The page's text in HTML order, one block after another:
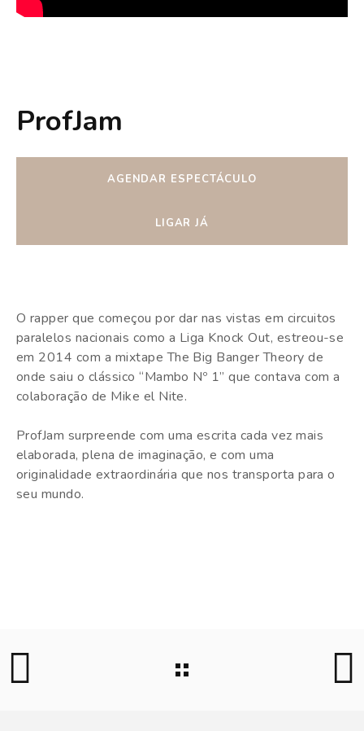
ProfJam
AGENDAR ESPECTÁCULO
LIGAR JÁ
O rapper que começou por dar nas vistas em circuitos
paralelos nacionais como a Liga Knock Out, estreou-se
em 2014 com a mixtape The Big Banger Theory de
onde saiu o clássico “Mambo Nº 1” que contava com a
colaboração de Mike el Nite.
ProfJam surpreende com uma escrita cada vez mais
elaborada, plena de imaginação, e com uma
originalidade extraordinária que nos transporta para o
seu mundo.